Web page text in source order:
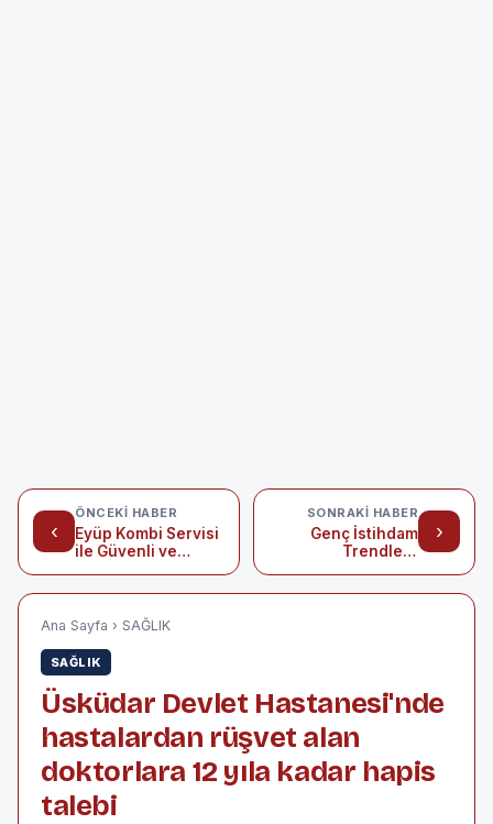
‹
ÖNCEKI HABER
Eyüp Kombi Servisi
ile Güvenli ve
›
SONRAKI HABER
Genç İstihdam
Trendleri:
Ana Sayfa › SAĞLIK
SAĞLIK
Üsküdar Devlet Hastanesi'nde
hastalardan rüşvet alan
doktorlara 12 yıla kadar hapis
talebi